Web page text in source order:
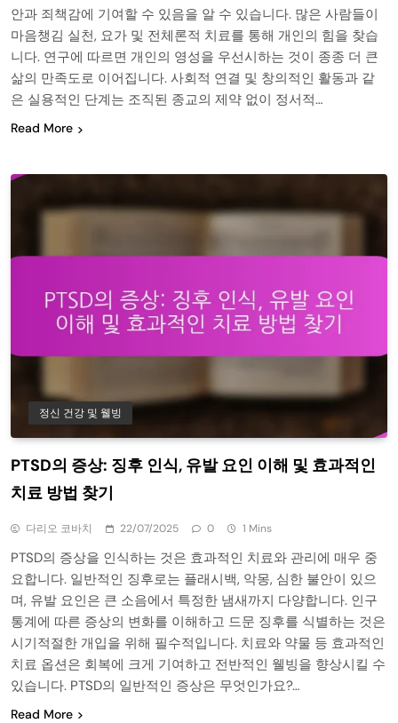
안과 죄책감에 기여할 수 있음을 알 수 있습니다. 많은 사람들이
마음챙김 실천, 요가 및 전체론적 치료를 통해 개인의 힘을 찾습
니다. 연구에 따르면 개인의 영성을 우선시하는 것이 종종 더 큰
삶의 만족도로 이어집니다. 사회적 연결 및 창의적인 활동과 같
은 실용적인 단계는 조직된 종교의 제약 없이 정서적…
Read More
정신 건강 및 웰빙
PTSD의 증상: 징후 인식, 유발 요인 이해 및 효과적인
치료 방법 찾기
다리오 코바치 22/07/2025 0 1 Mins
PTSD의 증상을 인식하는 것은 효과적인 치료와 관리에 매우 중
요합니다. 일반적인 징후로는 플래시백, 악몽, 심한 불안이 있으
며, 유발 요인은 큰 소음에서 특정한 냄새까지 다양합니다. 인구
통계에 따른 증상의 변화를 이해하고 드문 징후를 식별하는 것은
시기적절한 개입을 위해 필수적입니다. 치료와 약물 등 효과적인
치료 옵션은 회복에 크게 기여하고 전반적인 웰빙을 향상시킬 수
있습니다. PTSD의 일반적인 증상은 무엇인가요?…
Read More